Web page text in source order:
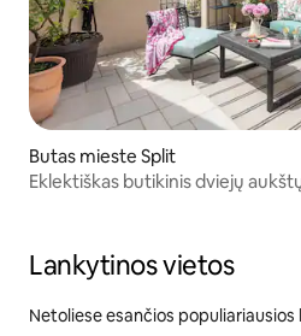
Butas mieste Split
Eklektiškas butikinis dviejų
Lankytinos vietos
Netoliese esančios